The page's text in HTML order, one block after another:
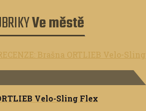
Ve městě
Velo-Sling Flex